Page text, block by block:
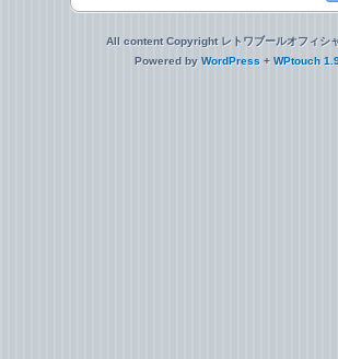
All content Copyright レトワブールオフィシ
Powered by WordPress + WPtouch